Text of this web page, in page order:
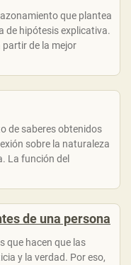
que plantea
de hipótesis explicativa.
de la mejor
de saberes obtenidos
sobre la naturaleza
La función del
de una persona
que hacen que las
y la verdad. Por eso,